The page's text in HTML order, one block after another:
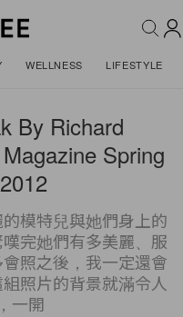
WELLNESS LIFESTYLE
By Richard
Spring
模特兒與她們身上的
完她們有多美麗、服
照之後，我一定還會
照片的背景就滿令人
一開